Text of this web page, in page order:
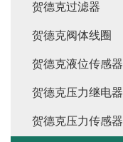
贺德克过滤器
贺德克阀体线圈
贺德克液位传感器
贺德克压力继电器
贺德克压力传感器